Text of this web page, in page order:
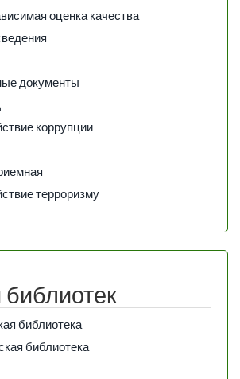
оценка качества
документы
коррупции
терроризму
библиотека
библиотека